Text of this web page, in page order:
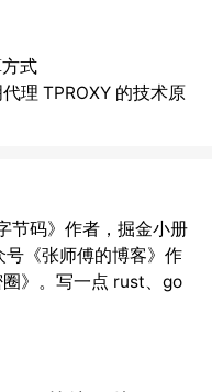
式
理 TPROXY 的技术原
节码》作者，掘金小册
号《张师傅的博客》作
》。写一点 rust、go